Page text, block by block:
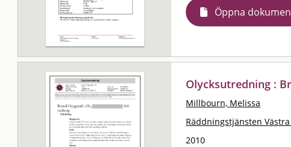
Öppna
Olycksutredning :
Millbourn, Melissa
Räddningstjänsten
2010